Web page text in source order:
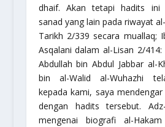
dhaif. Akan tetapi hadits ini
sanad yang lain pada riwayat
Tarikh 2/339 secara muallaq;
Asqalani dalamal-Lisan 2/
Abdullah bin Abdul Jabbar al-
bin al-Walid al-Wuhazhi
kepada kami, saya
dengan hadits tersebut.
mengenai biografi al-